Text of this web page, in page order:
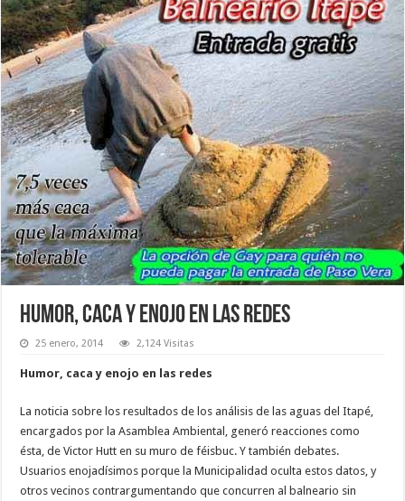
Humor, caca y enojo en las redes
25 enero, 2014 2,124 Visitas
Humor, caca y enojo en las redes
La noticia sobre los resultados de los análisis de las aguas del Itapé,
encargados por la Asamblea Ambiental, generó reacciones como
ésta, de Victor Hutt en su muro de féisbuc. Y también debates.
Usuarios enojadísimos porque la Municipalidad oculta estos datos, y
otros vecinos contrargumentando que concurren al balneario sin